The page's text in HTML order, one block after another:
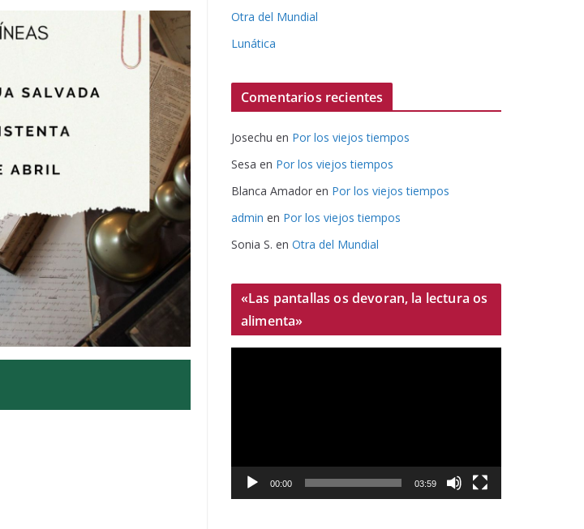
Otra del Mundial
Lunática
Comentarios recientes
Josechu en Por los viejos tiempos
Sesa en Por los viejos tiempos
Blanca Amador en Por los viejos tiempos
admin en Por los viejos tiempos
Sonia S. en Otra del Mundial
«Las pantallas os devoran, la lectura os
alimenta»
c
00:00 03:59